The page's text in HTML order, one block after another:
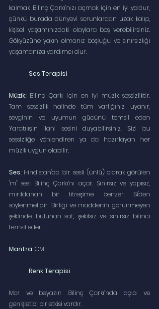
kalmak, Bilinç Çarkı’nızı açmak için en iyi yoldur,
çünkü burada dünyevi sorunlardan uzak kalıp,
kişisel yaşamınızdaki olaylara boş verebilirsiniz.
Gökyüzüne yakın olmanız boşluğu ve sınırsızlığı
yaşamanıza yardımcı olur.
Ses Terapisi
Müzik: Bilinç Çarkı için en iyi müzik sessizliktir.
Tam sessizlik halinde tüm varlığınız uyanır,
sevginin ve uyumun gücünü temsil eden
Yaratılış'ın İlahi sesini duyabilirsiniz. Sizi bu
sessizliğe yönlendiren ya da hazırlayan her
müzik uygun olabilir.
Ses: Hindistan'da bir sesli (ünlü) olarak görülen
"m" sesi Bilinç Çarkı’nı açar. Sınırsız ve yapısız,
mırıldanan bir titreşime benzer. Si'den
söylenmelidir. Birliği ve maddenin görünmeyen
şeklinde bulunan saf, şekilsiz ve sınırsız bilinci
temsil eder.
Mantra: OM
Renk Terapisi
Mor ve beyazın Bilinç Çarkı’nda açıcı ve
genişletici bir etkisi vardır.